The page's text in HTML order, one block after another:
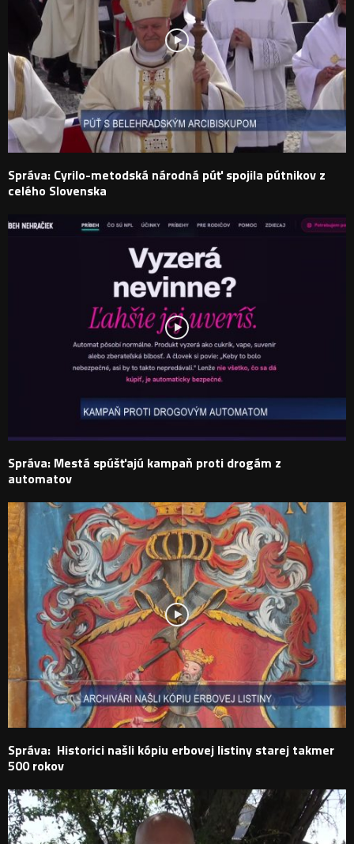
Správa: Cyrilo-metodská národná púť spojila pútnikov z
celého Slovenska
Správa: Mestá spúšťajú kampaň proti drogám z
automatov
Správa: Historici našli kópiu erbovej listiny starej takmer
500 rokov